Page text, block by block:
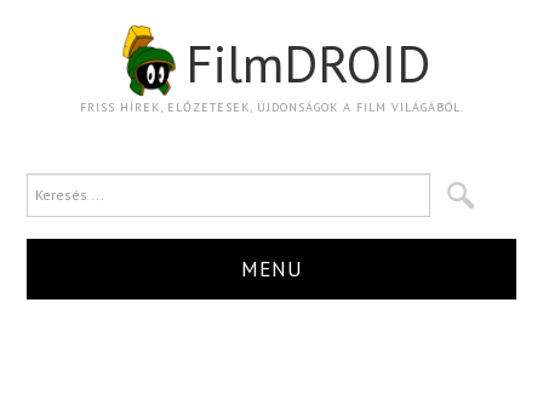
FilmDROID
FRISS HÍREK, ELŐZETESEK, ÚJDONSÁGOK A FILM VILÁGÁBÓL.
MENU